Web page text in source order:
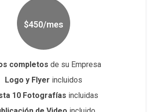
$450/mes
completos de su Empresa
Logo y Flyer incluidos
10 Fotografías incluidas